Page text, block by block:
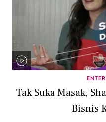
Tak Suka Masak,
Bisnis